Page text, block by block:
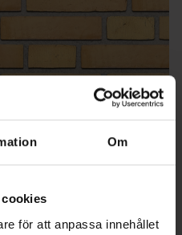
Om
för att anpassa innehållet